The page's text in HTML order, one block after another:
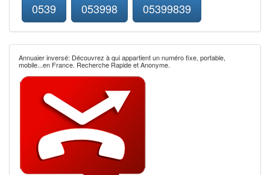
0539 053998 05399839
Annuaier inversé: Découvrez à qui appartient un numéro fixe, portable,
mobile...en France. Recherche Rapide et Anonyme.